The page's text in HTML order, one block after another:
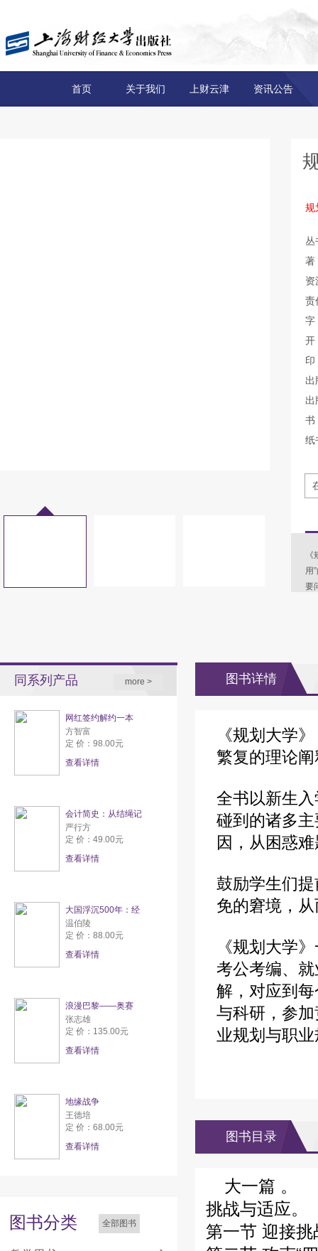
首页 关于我们 上财云津 资讯公告
规
丛
著
资
责
出
出
纸
用
要
同系列产品 more >
网红签约解约一本
方智富
定 价：98.00元
查看详情
会计简史：从结绳记
严行方
定 价：49.00元
查看详情
大国浮沉500年：经
温伯陵
定 价：88.00元
查看详情
浪漫巴黎——奥赛
张志雄
定 价：135.00元
查看详情
地缘战争
王德培
定 价：68.00元
查看详情
图书分类 全部图书
图书详情
《规划大学
繁复的理论
全书以新生
碰到的诸多
因，从困惑
鼓励学生们
免的窘境，
《规划大学
考公考编、
解，对应到
与科研，参
业规划与职
图书目录
大一篇 。
挑战与适应。
第一节 迎接挑